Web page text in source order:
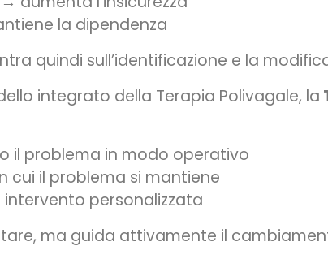
la dipendenza
quindi sull’identificazione e la
integrato della Terapia Polivagale, la
il problema in modo operativo
cui il problema si mantiene
personalizzata
ma guida attivamente il